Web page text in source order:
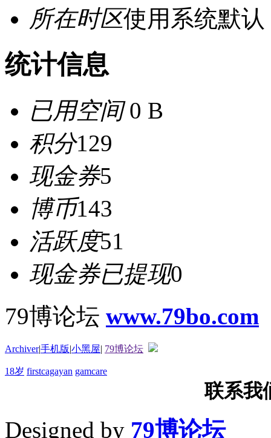
所在时区使用系统默认
统计信息
已用空间0 B
积分129
现金券5
博币143
活跃度51
现金券已提现0
79博论坛 www.79bo.com
Archiver|手机版|小黑屋| 79博论坛
18岁 firstcagayan gamcare
联系我
Designed by 79博论坛